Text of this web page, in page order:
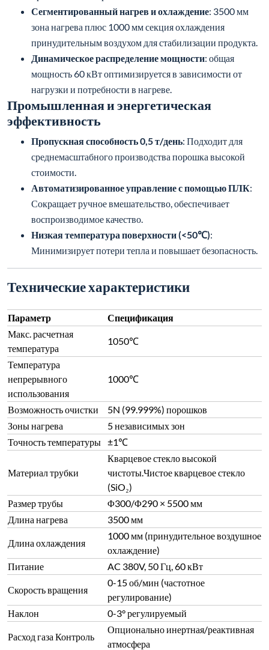
Сегментированный нагрев и охлаждение: 3500 мм
зона нагрева плюс 1000 мм секция охлаждения
принудительным воздухом для стабилизации продукта.
Динамическое распределение мощности: общая
мощность 60 кВт оптимизируется в зависимости от
нагрузки и потребности в нагреве.
Промышленная и энергетическая
эффективность
Пропускная способность 0,5 т/день: Подходит для
среднемасштабного производства порошка высокой
стоимости.
Автоматизированное управление с помощью ПЛК:
Сокращает ручное вмешательство, обеспечивает
воспроизводимое качество.
Низкая температура поверхности (<50℃):
Минимизирует потери тепла и повышает безопасность.
Технические характеристики
Параметр
Спецификация
Макс. расчетная
температура
1050℃
Температура
непрерывного
использования
1000℃
Возможность очистки
5N (99.999%) порошков
Зоны нагрева
5 независимых зон
Точность температуры ±1℃
Материал трубки
Кварцевое стекло высокой
чистоты.Чистое кварцевое стекло
(SiO₂)
Размер трубы
Φ300/Φ290 × 5500 мм
Длина нагрева
3500 мм
Длина охлаждения
1000 мм (принудительное воздушное
охлаждение)
Питание
AC 380V, 50 Гц, 60 кВт
Скорость вращения
0-15 об/мин (частотное
регулирование)
Наклон
0-3° регулируемый
Расход газа Контроль
Опционально инертная/реактивная
атмосфера